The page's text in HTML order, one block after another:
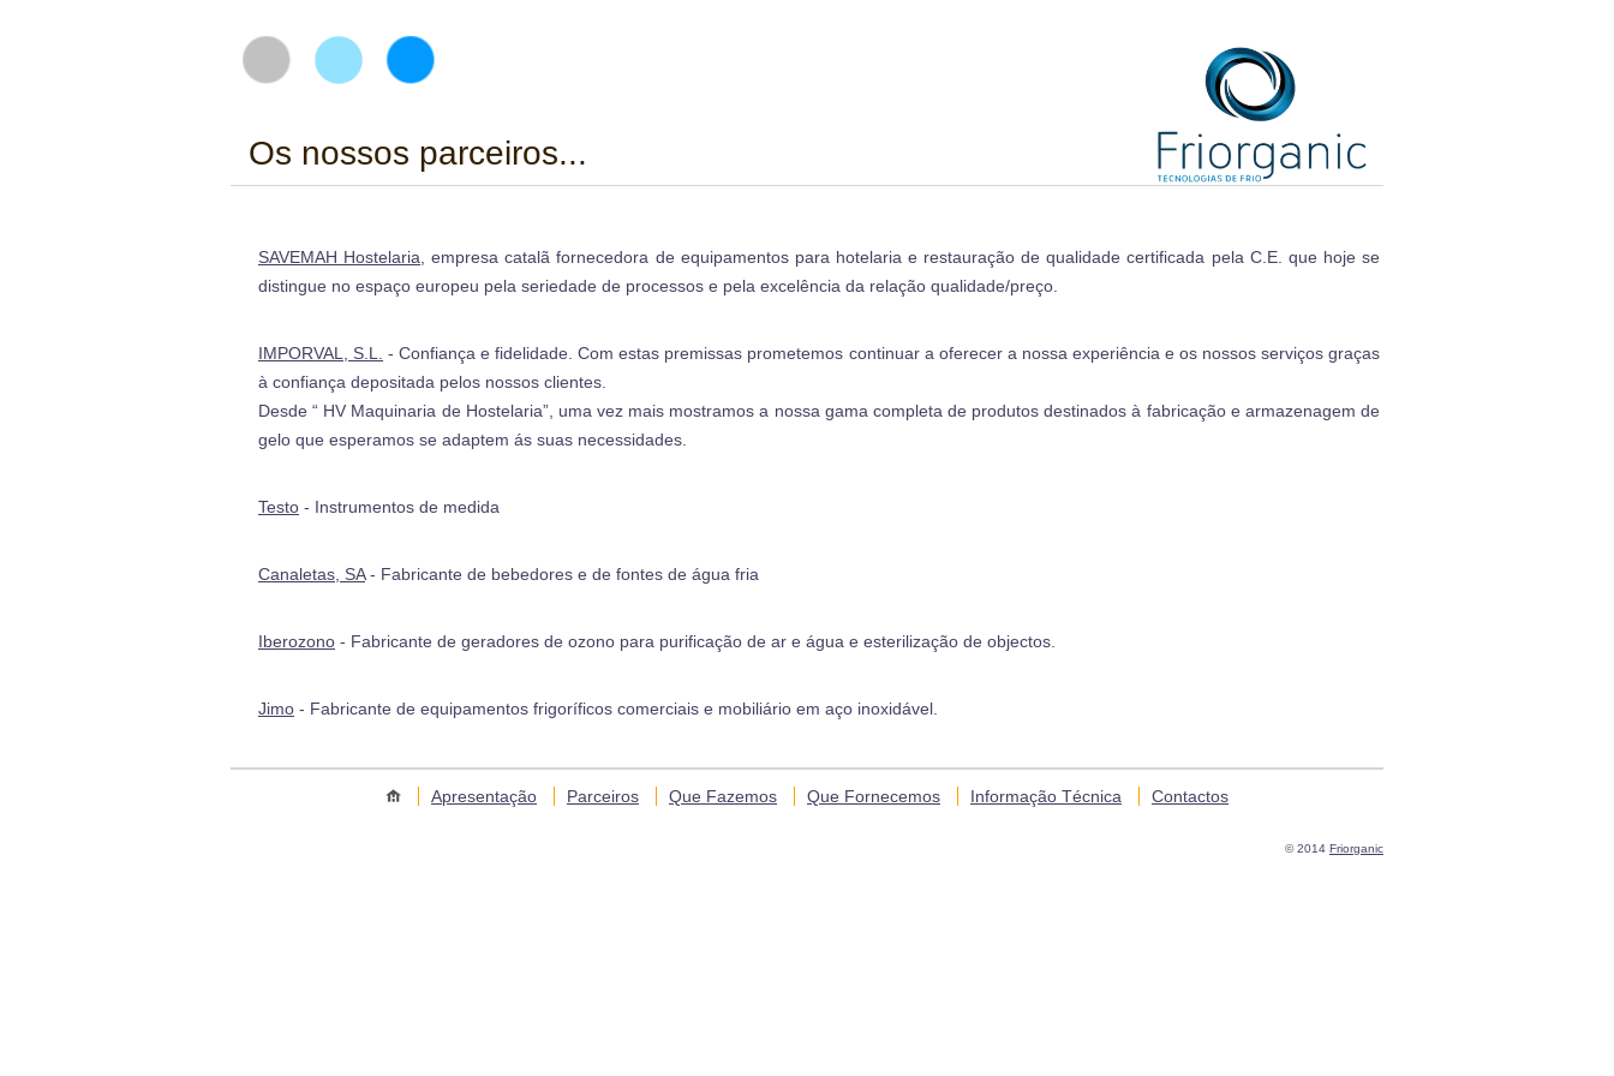
Os nossos parceiros...
SAVEMAH Hostelaria , empresa catalã fornecedora de equipamentos para hotelaria e restauração de qualidade certificada pela C.E. que hoje se
distingue no espaço europeu pela seriedade de processos e pela excelência da relação qualidade/preço.
IMPORVAL, S.L.
- Confiança e fidelidade. Com estas premissas prometemos continuar a oferecer a nossa experiência e os nossos serviços graças
à confiança depositada pelos nossos clientes.
Desde “ HV Maquinaria de Hostelaria”, uma vez mais mostramos a nossa gama completa de produtos destinados à fabricação e armazenagem de
gelo que esperamos se adaptem ás suas necessidades.
Testo - Instrumentos de medida
Canaletas, SA- Fabricante de bebedores e de fontes de água fria
Iberozono - Fabricante de geradores de ozono para purificação de ar e água e esterilização de objectos.
Jimo - Fabricante de equipamentos frigoríficos comerciais e mobiliário em aço inoxidável.
Apresentação Parceiros Que Fazemos Que Fornecemos Informação Técnica Contactos
© 2014 Friorganic